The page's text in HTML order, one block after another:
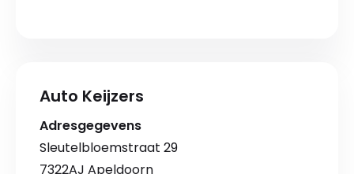
Auto Keijzers
Adresgegevens
Sleutelbloemstraat 29
7322AJ Apeldoorn